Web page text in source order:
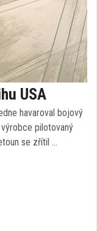
USA
havaroval bojový
pilotovaný
se zřítil …